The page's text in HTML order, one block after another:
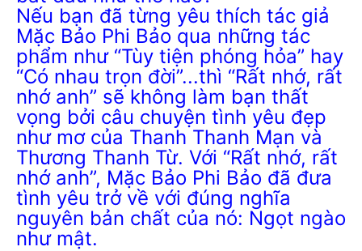
Nếu bạn đã từng yêu thích tác giả
Mặc Bảo Phi Bảo qua những tác
phẩm như “Tùy tiện phóng hỏa” hay
“Có nhau trọn đời”...thì “Rất nhớ, rất
nhớ anh” sẽ không làm bạn thất
vọng bởi câu chuyện tình yêu đẹp
như mơ của Thanh Thanh Mạn và
Thương Thanh Từ. Với “Rất nhớ, rất
nhớ anh”, Mặc Bảo Phi Bảo đã đưa
tình yêu trở về với đúng nghĩa
nguyên bản chất của nó: Ngọt ngào
như mật.